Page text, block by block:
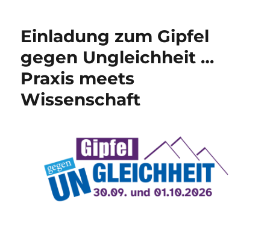
Einladung zum Gipfel
gegen Ungleichheit …
Praxis meets
Wissenschaft